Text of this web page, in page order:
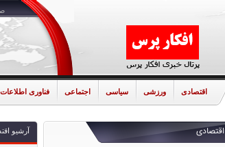
اقتصادی ورزشی سیاسی اجتماعی فناوری اطلاعات
اقتصادی آرشیو